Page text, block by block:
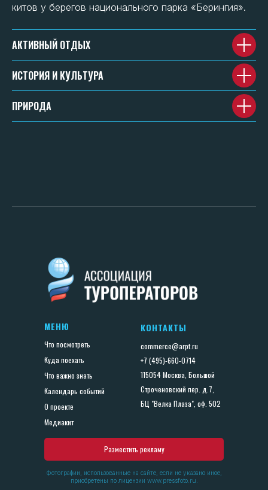
китов у берегов национального парка «Берингия».
АКТИВНЫЙ ОТДЫХ
ИСТОРИЯ И КУЛЬТУРА
ПРИРОДА
МЕНЮ КОНТАКТЫ
commerce@arpt.ru
+7 (495)-660-0714
115054 Москва, Большой
Строченовский пер. д.7,
БЦ "Велка Плаза", оф. 502
Разместить рекламу
Что посмотреть
Куда поехать
Что важно знать
Календарь событий
О проекте
Медиакит
Фотографии, использованные на сайте, если не указано иное,
приобретены по лицензии www.pressfoto.ru.